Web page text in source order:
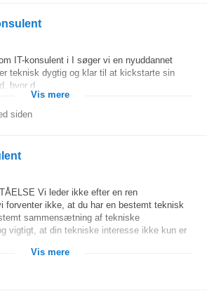
IT-konsulent i I søger vi en nyuddannet
teknisk dygtig og klar til at kickstarte sin
hvor d......
Vis mere
siden
Vi leder ikke efter en ren
forventer ikke, at du har en bestemt teknisk
sammensætning af tekniske
vigtigt, at din tekniske interesse ikke kun er
Vis mere